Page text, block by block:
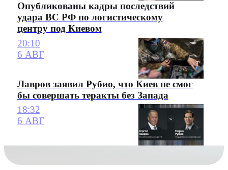
Опубликованы кадры последствий
удара ВС РФ по логистическому
центру под Киевом
20:10
6 АВГ
Лавров заявил Рубио, что Киев не смог
бы совершать теракты без Запада
18:32
6 АВГ